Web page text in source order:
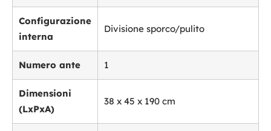
Configurazione
interna
Divisione sporco/pulito
Numero ante 1
Dimensioni
(LxPxA)
38 x 45 x 190 cm